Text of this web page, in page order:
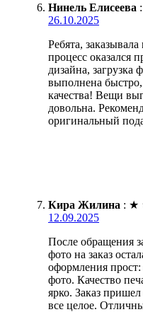
Нинель Елисеева :
26.10.2025
Ребята,
процесс оказался
дизайна, загрузка
выполнена
качества! Вещи
довольна.
оригинальный
Кира Жилина : ★
12.09.2025
После обращения
фото на заказ
оформления прост:
фото. Качество
ярко. Заказ
все целое.